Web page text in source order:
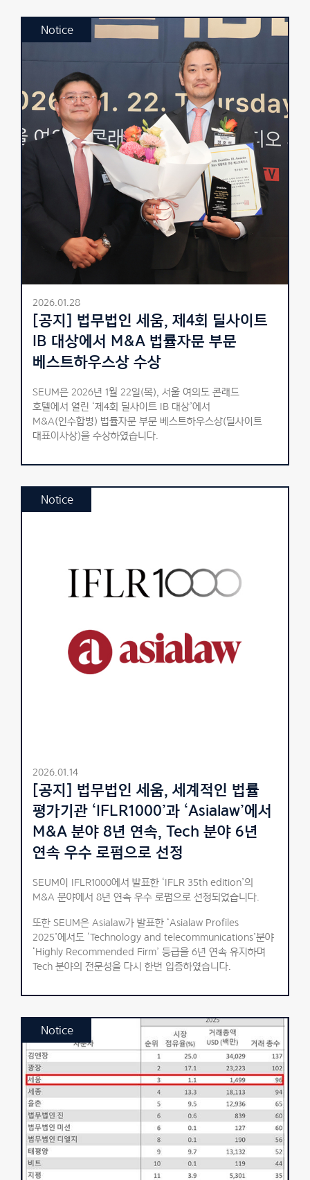
Notice
2026.01.28
[공지] 법무법인 세움, 제4회 딜사이트
IB 대상에서 M&A 법률자문 부문
베스트하우스상 수상
SEUM은 2026년 1월 22일(목), 서울 여의도 콘래드
호텔에서 열린 ‘제4회 딜사이트 IB 대상’에서
M&A(인수합병) 법률자문 부문 베스트하우스상(딜사이트
대표이사상)을 수상하였습니다.
Notice
2026.01.14
[공지] 법무법인 세움, 세계적인 법률
평가기관 ‘IFLR1000’과 ‘Asialaw’에서
M&A 분야 8년 연속, Tech 분야 6년
연속 우수 로펌으로 선정
SEUM이 IFLR1000에서 발표한 ‘IFLR 35th edition’의
M&A 분야에서 8년 연속 우수 로펌으로 선정되었습니다.
또한 SEUM은 Asialaw가 발표한 ‘Asialaw Profiles
2025’에서도 ‘Technology and telecommunications’분야
‘Highly Recommended Firm’ 등급을 6년 연속 유지하며
Tech 분야의 전문성을 다시 한번 입증하였습니다.
Notice